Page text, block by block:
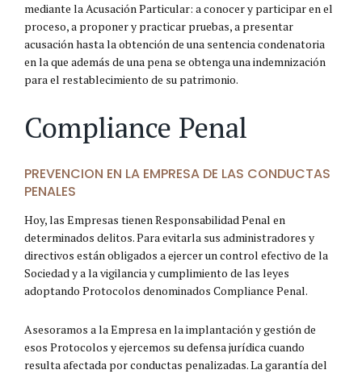
mediante la Acusación Particular: a conocer y participar en el
proceso, a proponer y practicar pruebas, a presentar
acusación hasta la obtención de una sentencia condenatoria
en la que además de una pena se obtenga una indemnización
para el restablecimiento de su patrimonio.
Compliance Penal
PREVENCION EN LA EMPRESA DE LAS CONDUCTAS
PENALES
Hoy, las Empresas tienen Responsabilidad Penal en
determinados delitos. Para evitarla sus administradores y
directivos están obligados a ejercer un control efectivo de la
Sociedad y a la vigilancia y cumplimiento de las leyes
adoptando Protocolos denominados Compliance Penal.
Asesoramos a la Empresa en la implantación y gestión de
esos Protocolos y ejercemos su defensa jurídica cuando
resulta afectada por conductas penalizadas. La garantía del